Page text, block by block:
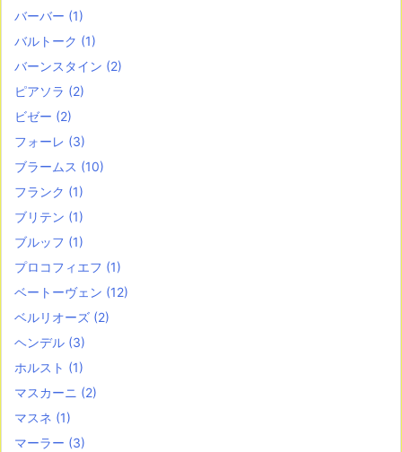
バーバー (1)
バルトーク (1)
バーンスタイン (2)
ピアソラ (2)
ビゼー (2)
フォーレ (3)
ブラームス (10)
フランク (1)
ブリテン (1)
ブルッフ (1)
プロコフィエフ (1)
ベートーヴェン (12)
ベルリオーズ (2)
ヘンデル (3)
ホルスト (1)
マスカーニ (2)
マスネ (1)
マーラー (3)